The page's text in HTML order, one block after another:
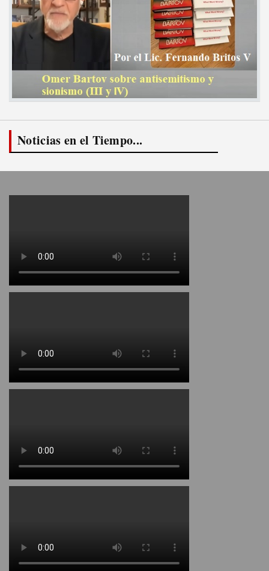
Noticias en el Tiempo...